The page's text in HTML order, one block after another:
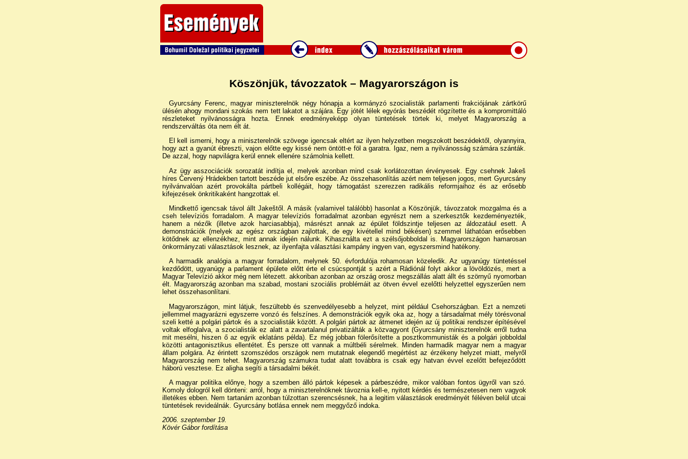
Köszönjük, távozzatok – Magyarországon is
Gyurcsány Ferenc, magyar miniszterelnök négy hónapja a kormányzó szocialisták parlamenti frakciójának zártkörű
ülésén ahogy mondani szokás nem tett lakatot a szájára. Egy jótét lélek egyórás beszédét rögzítette és a kompromittáló
részleteket nyilvánosságra hozta. Ennek eredményeképp olyan tüntetések törtek ki, melyet Magyarország a
rendszerváltás óta nem élt át.
El kell ismerni, hogy a miniszterelnök szövege igencsak eltért az ilyen helyzetben megszokott beszédektől, olyannyira,
hogy azt a gyanút ébreszti, vajon előtte egy kissé nem öntött-e föl a garatra. Igaz, nem a nyilvánosság számára szánták.
De azzal, hogy napvilágra kerül ennek ellenére számolnia kellett.
Az ügy asszociációk sorozatát indítja el, melyek azonban mind csak korlátozottan érvényesek. Egy csehnek Jakeš
híres Červený Hrádekben tartott beszéde jut elsőre eszébe. Az összehasonlítás azért nem teljesen jogos, mert Gyurcsány
nyilvánvalóan azért provokálta pártbeli kollégáit, hogy támogatást szerezzen radikális reformjaihoz és az erősebb
kifejezések önkritikaként hangzottak el.
Mindkettő igencsak távol állt Jakeštől. A másik (valamivel találóbb) hasonlat a Köszönjük, távozzatok mozgalma és a
cseh televíziós forradalom. A magyar televíziós forradalmat azonban egyrészt nem a szerkesztők kezdeményezték,
hanem a nézők (illetve azok harciasabbja), másrészt annak az épület földszintje teljesen az áldozatául esett. A
demonstrációk (melyek az egész országban zajlottak, de egy kivétellel mind békésen) szemmel láthatóan erősebben
kötődnek az ellenzékhez, mint annak idején nálunk. Kihasználta ezt a szélsőjobboldal is. Magyarországon hamarosan
önkormányzati választások lesznek, az ilyenfajta választási kampány ingyen van, egyszersmind hatékony.
A harmadik analógia a magyar forradalom, melynek 50. évfordulója rohamosan közeledik. Az ugyanúgy tüntetéssel
kezdődött, ugyanúgy a parlament épülete előtt érte el csúcspontját s azért a Rádiónál folyt akkor a lövöldözés, mert a
Magyar Televízió akkor még nem létezett. akkoriban azonban az ország orosz megszállás alatt állt és szörnyű nyomorban
élt. Magyarország azonban ma szabad, mostani szociális problémáit az ötven évvel ezelőtti helyzettel egyszerűen nem
lehet összehasonlítani.
Magyarországon, mint látjuk, feszültebb és szenvedélyesebb a helyzet, mint például Csehországban. Ezt a nemzeti
jellemmel magyarázni egyszerre vonzó és felszínes. A demonstrációk egyik oka az, hogy a társadalmat mély törésvonal
szeli ketté a polgári pártok és a szocialisták között. A polgári pártok az átmenet idején az új politikai rendszer építésével
voltak elfoglalva, a szocialisták ez alatt a zavartalanul privatizálták a közvagyont (Gyurcsány miniszterelnök erről tudna
mit mesélni, hiszen ő az egyik eklatáns példa). Ez még jobban fölerősítette a posztkommunisták és a polgári jobboldal
közötti antagonisztikus ellentétet. És persze ott vannak a múltbéli sérelmek. Minden harmadik magyar nem a magyar
állam polgára. Az érintett szomszédos országok nem mutatnak elegendő megértést az érzékeny helyzet miatt, melyről
Magyarország nem tehet. Magyarország számukra tudat alatt továbbra is csak egy hatvan évvel ezelőtt befejeződött
háború vesztese. Ez aligha segíti a társadalmi békét.
A magyar politika előnye, hogy a szemben álló pártok képesek a párbeszédre, mikor valóban fontos ügyről van szó.
Komoly dologról kell dönteni: arról, hogy a miniszterelnöknek távoznia kell-e, nyitott kérdés és természetesen nem vagyok
illetékes ebben. Nem tartanám azonban túlzottan szerencsésnek, ha a legitim választások eredményét féléven belül utcai
tüntetések revideálnák. Gyurcsány botlása ennek nem meggyőző indoka.
2006. szeptember 19.
Kövér Gábor fordítása